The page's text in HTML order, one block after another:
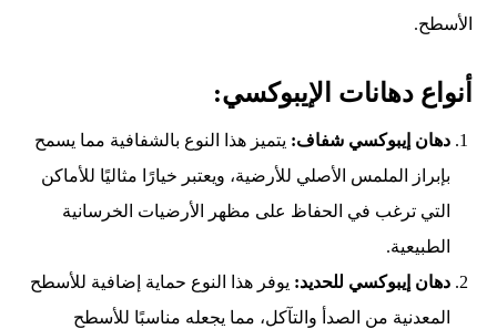
الأسطح.
أنواع دهانات الإيبوكسي:
دهان إيبوكسي شفاف: يتميز هذا النوع بالشفافية مما يسمح
بإبراز الملمس الأصلي للأرضية، ويعتبر خيارًا مثاليًا للأماكن
التي ترغب في الحفاظ على مظهر الأرضيات الخرسانية
الطبيعية.
دهان إيبوكسي للحديد: يوفر هذا النوع حماية إضافية للأسطح
المعدنية من الصدأ والتآكل، مما يجعله مناسبًا للأسطح